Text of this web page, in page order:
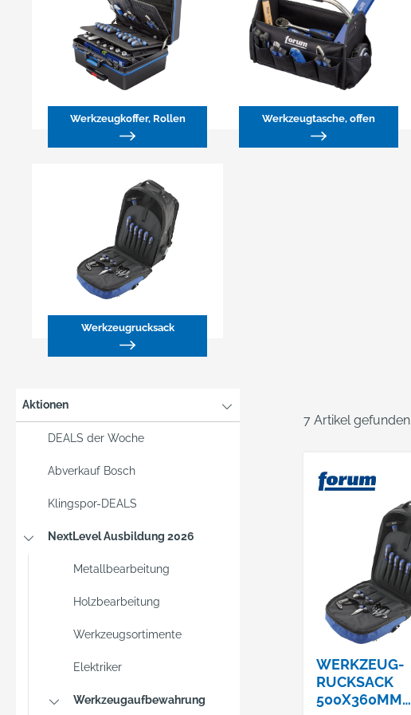
Werkzeugkoffer, Rollen Werkzeugtasche, offen
Werkzeugrucksack
Aktionen
DEALS der Woche
Abverkauf Bosch
Klingspor-DEALS
NextLevel Ausbildung 2026
Metallbearbeitung
Holzbearbeitung
Werkzeugsortimente
Elektriker
Werkzeugaufbewahrung
7 Artikel gefunden
WERKZEUG-
RUCKSACK
500X360MM